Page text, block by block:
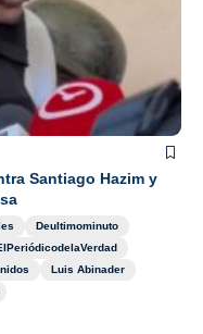
Santiago Hazim y
Deultimominuto
Luis Abinader